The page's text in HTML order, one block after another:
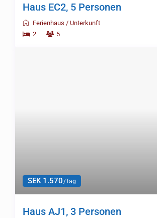
Haus EC2, 5 Personen
Ferienhaus /Unterkunft
2
5
SEK 1.570/Tag
Haus AJ1, 3 Personen